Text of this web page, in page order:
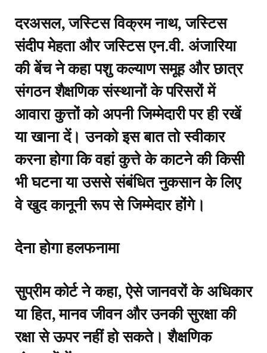
दरअसल, जस्टिस विक्रम नाथ, जस्टिस
संदीप मेहता और जस्टिस एन.वी. अंजारिया
की बेंच ने कहा पशु कल्याण समूह और छात्र
संगठन शैक्षणिक संस्थानों के परिसरों में
आवारा कुत्तों को अपनी जिम्मेदारी पर ही रखें
या खाना दें। उनको इस बात तो स्वीकार
करना होगा कि वहां कुत्ते के काटने की किसी
भी घटना या उससे संबंधित नुकसान के लिए
वे खुद कानूनी रूप से जिम्मेदार होंगे।
देना होगा हलफनामा
सुप्रीम कोर्ट ने कहा, ऐसे जानवरों के अधिकार
या हित, मानव जीवन और उनकी सुरक्षा की
रक्षा से ऊपर नहीं हो सकते। शैक्षणिक